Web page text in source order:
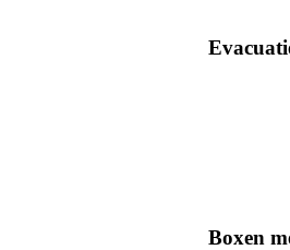
Boxen